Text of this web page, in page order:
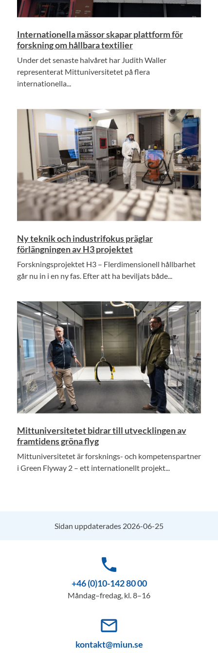
Internationella mässor skapar plattform för
forskning om hållbara textilier
Under det senaste halvåret har Judith Waller
representerat Mittuniversitetet på flera
internationella...
Ny teknik och industrifokus präglar
förlängningen av H3 projektet
Forskningsprojektet H3 – Flerdimensionell hållbarhet
går nu in i en ny fas. Efter att ha beviljats både...
Mittuniversitetet bidrar till utvecklingen av
framtidens gröna flyg
Mittuniversitetet är forsknings- och kompetenspartner
i Green Flyway 2 – ett internationellt projekt...
Sidan uppdaterades 2026-06-25
phone
+46 (0)10-142 80 00
Måndag–fredag, kl. 8–16
mail_outline
kontakt@miun.se